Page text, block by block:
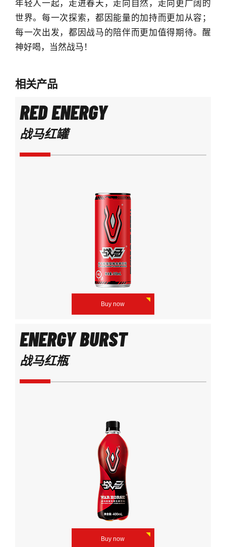
年轻人一起，走进春天，走向自然，走向更广阔的
世界。每一次探索，都因能量的加持而更加从容；
每一次出发，都因战马的陪伴而更加值得期待。醒
神好喝，当然战马！
相关产品
RED ENERGY
战马红罐
Buy now
ENERGY BURST
战马红瓶
Buy now